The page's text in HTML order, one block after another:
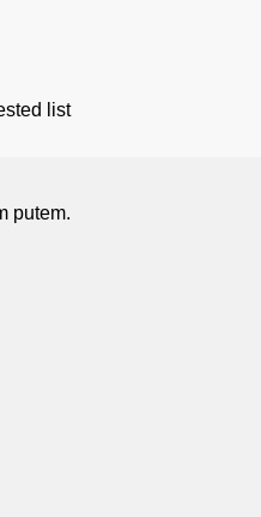
list
putem.